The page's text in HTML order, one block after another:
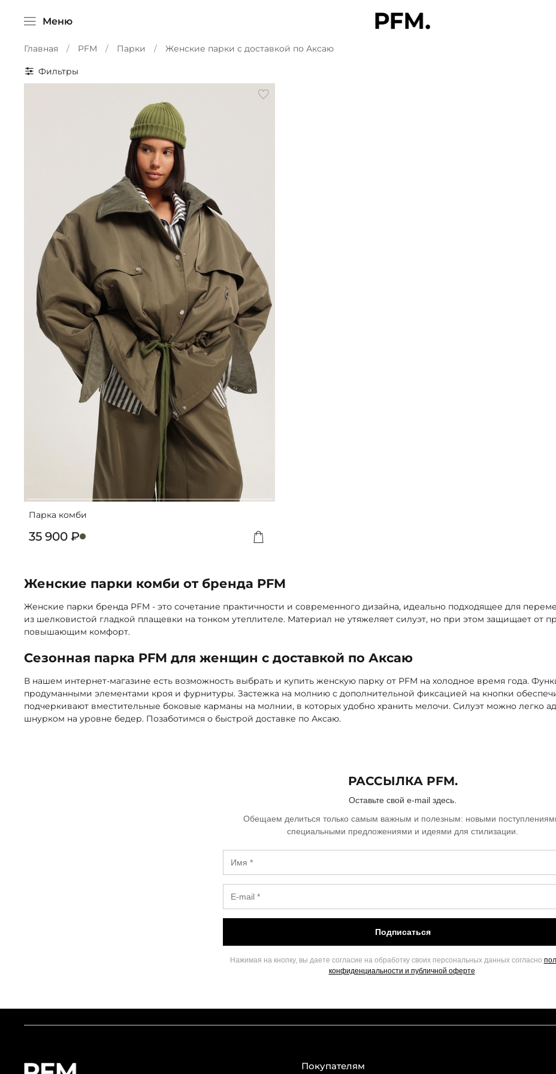
Меню
Главная PFM Парки Женские парки с доставкой по Аксаю
Фильтры
Парка комби
35 900 ₽ Добавить
Женские парки комби от бренда PFM
Женские парки бренда PFM - это сочетание практичности и современного дизайна, идеально подходящее для
из шелковистой гладкой плащевки на тонком утеплителе. Материал не утяжеляет силуэт, но при этом защищает от
повышающим комфорт.
Сезонная парка PFM для женщин с доставкой по Аксаю
В нашем интернет-магазине есть возможность выбрать и купить женскую парку от PFM на холодное время года.
продуманными элементами кроя и фурнитуры. Застежка на молнию с дополнительной фиксацией на кнопки
подчеркивают вместительные боковые карманы на молнии, в которых удобно хранить мелочи. Силуэт можно легко
шнурком на уровне бедер. Позаботимся о быстрой доставке по Аксаю.
РАССЫЛКА PFM.
Оставьте свой e-mail здесь.
Обещаем делиться только самым важным и полезным: новыми
специальными предложениями и идеями для стилизации.
Подписаться
Нажимая на кнопку, вы даете согласие на обработку своих персональных данных согласно
конфиденциальности и публичной оферте.
Покупателям